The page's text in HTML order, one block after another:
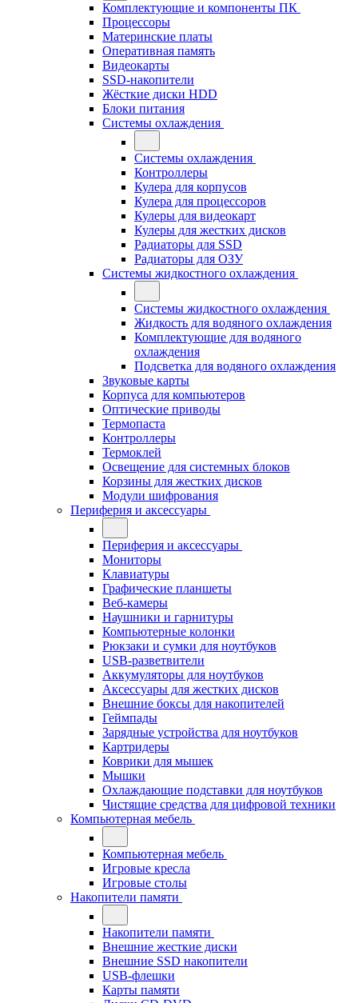
Комплектующие и компоненты ПК
Процессоры
Материнские платы
Оперативная память
Видеокарты
SSD-накопители
Жёсткие диски HDD
Блоки питания
Системы охлаждения
Системы охлаждения
Контроллеры
Кулера для корпусов
Кулера для процессоров
Кулеры для видеокарт
Кулеры для жестких дисков
Радиаторы для SSD
Радиаторы для ОЗУ
Системы жидкостного охлаждения
Системы жидкостного охлаждения
Жидкость для водяного охлаждения
Комплектующие для водяного
охлаждения
Подсветка для водяного охлаждения
Звуковые карты
Корпуса для компьютеров
Оптические приводы
Термопаста
Контроллеры
Термоклей
Освещение для системных блоков
Корзины для жестких дисков
Модули шифрования
Периферия и аксессуары
Периферия и аксессуары
Мониторы
Клавиатуры
Графические планшеты
Веб-камеры
Наушники и гарнитуры
Компьютерные колонки
Рюкзаки и сумки для ноутбуков
USB-разветвители
Аккумуляторы для ноутбуков
Аксессуары для жестких дисков
Внешние боксы для накопителей
Геймпады
Зарядные устройства для ноутбуков
Картридеры
Коврики для мышек
Мышки
Охлаждающие подставки для ноутбуков
Чистящие средства для цифровой техники
Компьютерная мебель
Компьютерная мебель
Игровые кресла
Игровые столы
Накопители памяти
Накопители памяти
Внешние жесткие диски
Внешние SSD накопители
USB-флешки
Карты памяти